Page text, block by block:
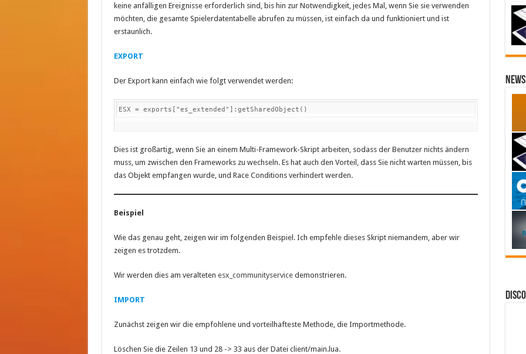
keine anfälligen Ereignisse erforderlich sind, bis hin zur Notwendigkeit, jedes Mal, wenn Sie sie verwenden
möchten, die gesamte Spielerdatentabelle abrufen zu müssen, ist einfach da und funktioniert und ist
erstaunlich.
EXPORT
Der Export kann einfach wie folgt verwendet werden:
ESX = exports["es_extended"]:getSharedObject()
Dies ist großartig, wenn Sie an einem Multi-Framework-Skript arbeiten, sodass der Benutzer nichts ändern
muss, um zwischen den Frameworks zu wechseln. Es hat auch den Vorteil, dass Sie nicht warten müssen, bis
das Objekt empfangen wurde, und Race Conditions verhindert werden.
Beispiel
Wie das genau geht, zeigen wir im folgenden Beispiel. Ich empfehle dieses Skript niemandem, aber wir
zeigen es trotzdem.
Wir werden dies am veralteten esx_communityservicedemonstrieren.
IMPORT
Zunächst zeigen wir die empfohlene und vorteilhafteste Methode, die Importmethode.
Löschen Sie die Zeilen 13 und 28 -> 33 aus der Datei client/main.lua.